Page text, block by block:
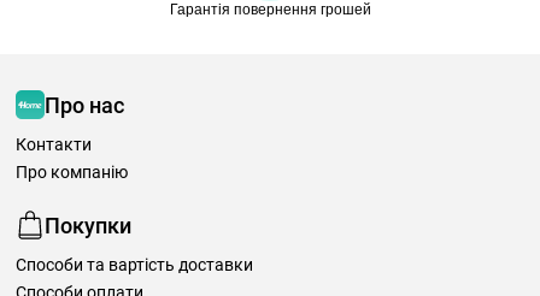
Гарантія повернення грошей
Про нас
Контакти
Про компанію
Покупки
Способи та вартість доставки